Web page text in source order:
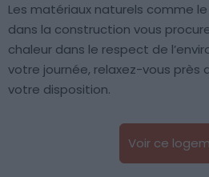
Les matériaux naturels comme
dans la construction vous
chaleur dans le respect de
votre journée, relaxez-vous près
votre disposition.
Voir ce